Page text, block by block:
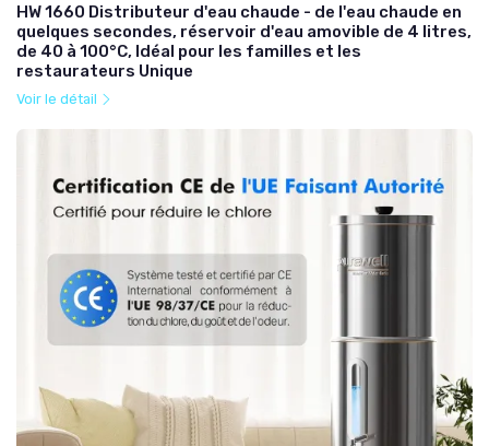
HW 1660 Distributeur d'eau chaude - de l'eau chaude en
quelques secondes, réservoir d'eau amovible de 4 litres,
de 40 à 100°C, Idéal pour les familles et les
restaurateurs Unique
Voir le détail